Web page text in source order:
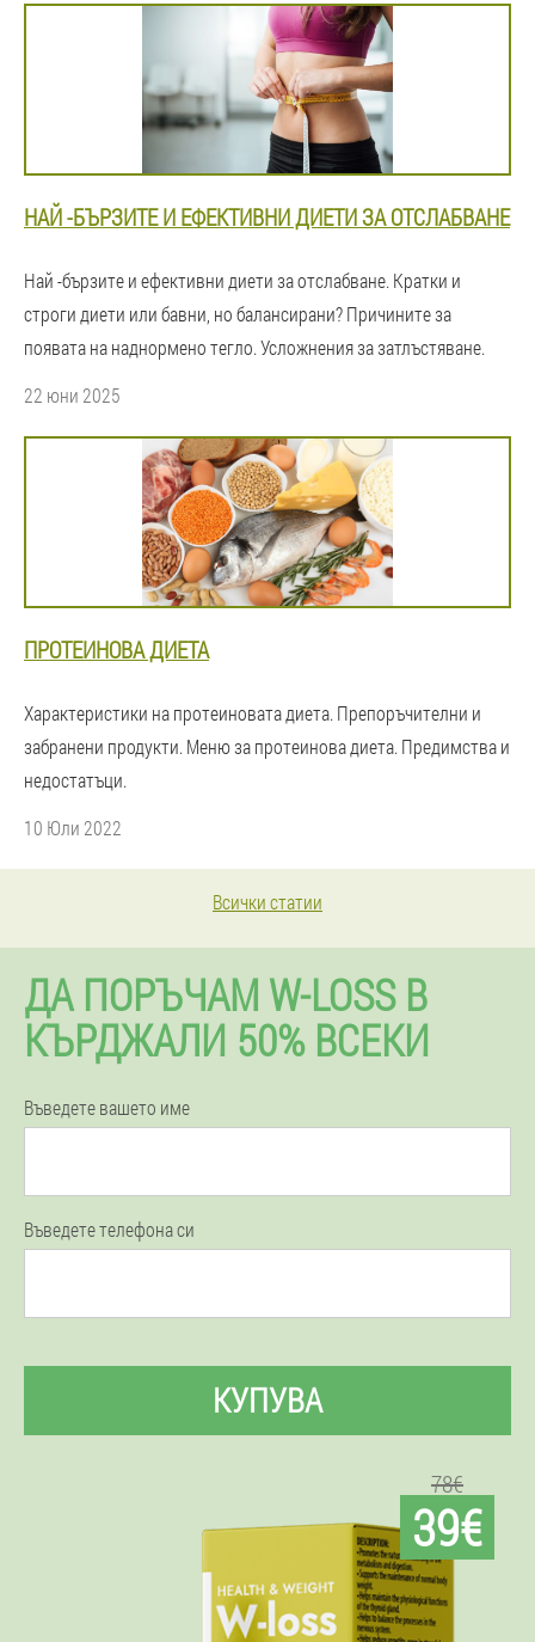
НАЙ -БЪРЗИТЕ И ЕФЕКТИВНИ ДИЕТИ ЗА ОТСЛАБВАНЕ
Най -бързите и ефективни диети за отслабване. Кратки и
строги диети или бавни, но балансирани? Причините за
появата на наднормено тегло. Усложнения за затлъстяване.
22 юни 2025
ПРОТЕИНОВА ДИЕТА
Характеристики на протеиновата диета. Препоръчителни и
забранени продукти. Меню за протеинова диета. Предимства и
недостатъци.
10 Юли 2022
Всички статии
ДА ПОРЪЧАМ W-LOSS В
КЪРДЖАЛИ 50% ВСЕКИ
Въведете вашето име
Въведете телефона си
КУПУВА
78€
39€